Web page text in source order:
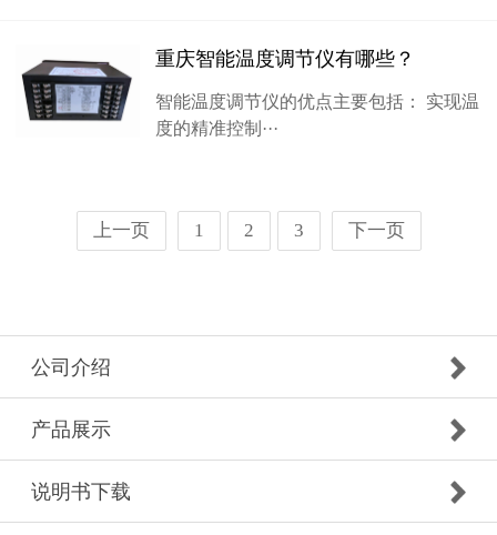
重庆智能温度调节仪有哪些？
智能温度调节仪的优点主要包括： 实现温
度的精准控制···
上一页 1 2 3 下一页
公司介绍
产品展示
说明书下载